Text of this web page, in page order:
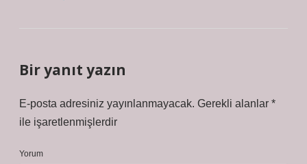
Bir yanıt yazın
E-posta adresiniz yayınlanmayacak. Gerekli alanlar *
ile işaretlenmişlerdir
Yorum